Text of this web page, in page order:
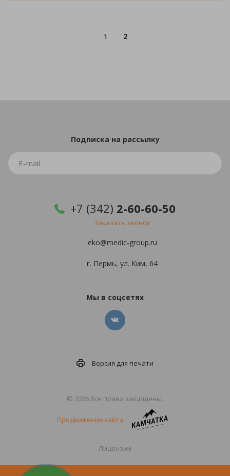
1 2
Подписка на рассылку
+7 (342) 2-60-60-50
Заказать звонок
eko@medic-group.ru
г. Пермь, ул. Ким, 64
Мы в соцсетях
Версия для печати
© 2026 Все права защищены.
Продвижение сайта
Лицензии
Политика конфиденциальности